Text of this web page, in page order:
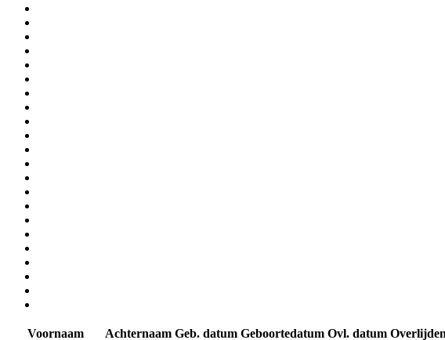
Voornaam Achternaam Geb. datum Geboortedatum Ovl. datum